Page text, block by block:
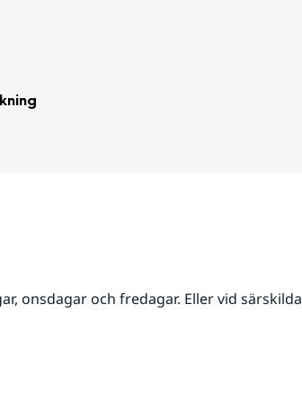
onsdagar och fredagar. Eller vid särskilda